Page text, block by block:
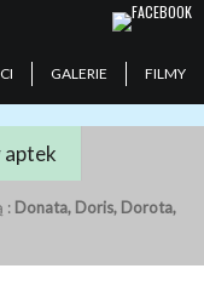
GALERIE FILMY
aptek
: Donata, Doris, Dorota,